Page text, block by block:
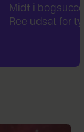
bogsuccesen:
for tyveri